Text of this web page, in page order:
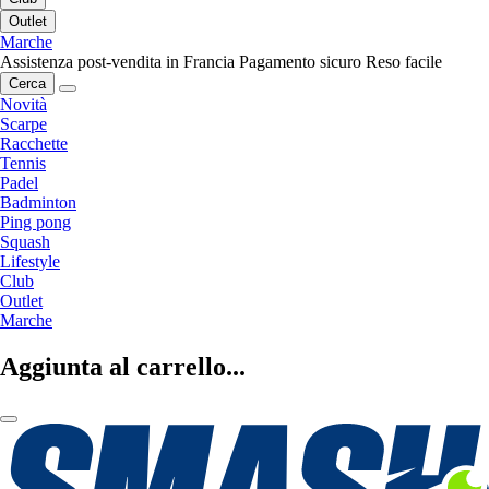
Outlet
Marche
Assistenza post-vendita in Francia Pagamento sicuro Reso facile
Cerca
Novità
Scarpe
Racchette
Tennis
Padel
Badminton
Ping pong
Squash
Lifestyle
Club
Outlet
Marche
Aggiunta al carrello...